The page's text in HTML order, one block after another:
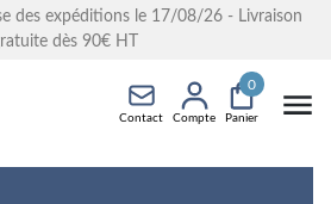
des expéditions le 17/08/26 - Livraison
dès 90€ HT
Contact Compte Panier
0